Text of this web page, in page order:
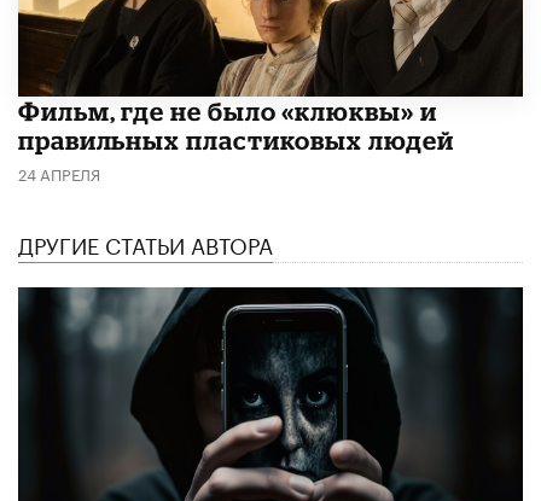
Фильм, где не было «клюквы» и
правильных пластиковых людей
24 АПРЕЛЯ
ДРУГИЕ СТАТЬИ АВТОРА